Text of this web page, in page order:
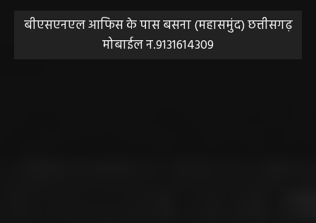
बीएसएनएल आफिस के पास बसना (महासमुंद) छत्तीसगढ़
मोबाईल न.9131614309